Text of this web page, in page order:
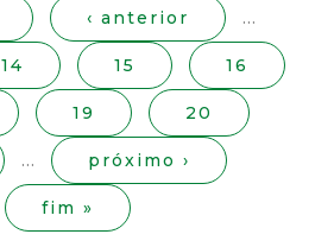
‹ anterior …
14 15 16
19 20
… próximo ›
fim »